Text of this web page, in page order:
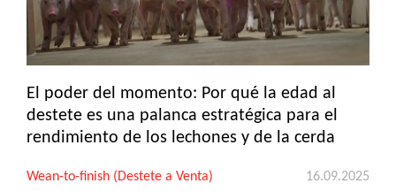
El poder del momento: Por qué la edad al
destete es una palanca estratégica para el
rendimiento de los lechones y de la cerda
Wean-to-finish (Destete a Venta) 16.09.2025